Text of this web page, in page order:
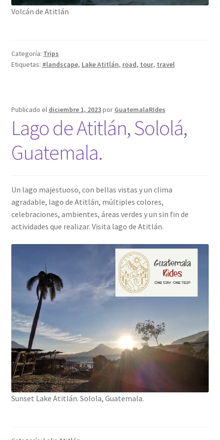
Volcán de Atitlán
Categoría: Trips
Etiquetas: #landscape, Lake Atitlán, road, tour, travel
Publicado el diciembre 1, 2023por GuatemalaRIdes
Lago de Atitlán, Sololá,
Guatemala.
Un lago majestuoso, con bellas vistas y un clima
agradable, lago de Atitlán, múltiples colores,
celebraciones, ambientes, áreas verdes y un sin fin de
actividades que realizar. Visita lago de Atitlán.
Sunset Lake Atitlán. Solola, Guatemala.